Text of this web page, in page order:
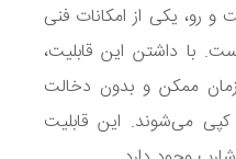
رو، یکی از امکانات فنی
با داشتن این قابلیت،
ممکن و بدون دخالت
می‌شوند. این قابلیت